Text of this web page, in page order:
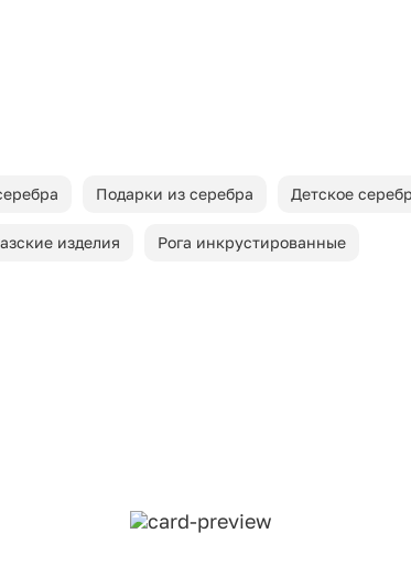
Подарки из серебра Детское
изделия Рога инкрустированные